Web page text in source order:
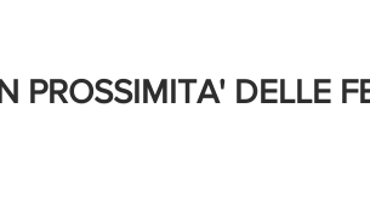
PROSSIMITA' DELLE